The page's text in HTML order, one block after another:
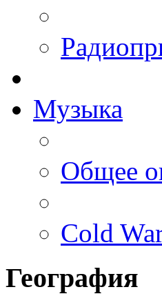
Музыка
Общее
Cold
География